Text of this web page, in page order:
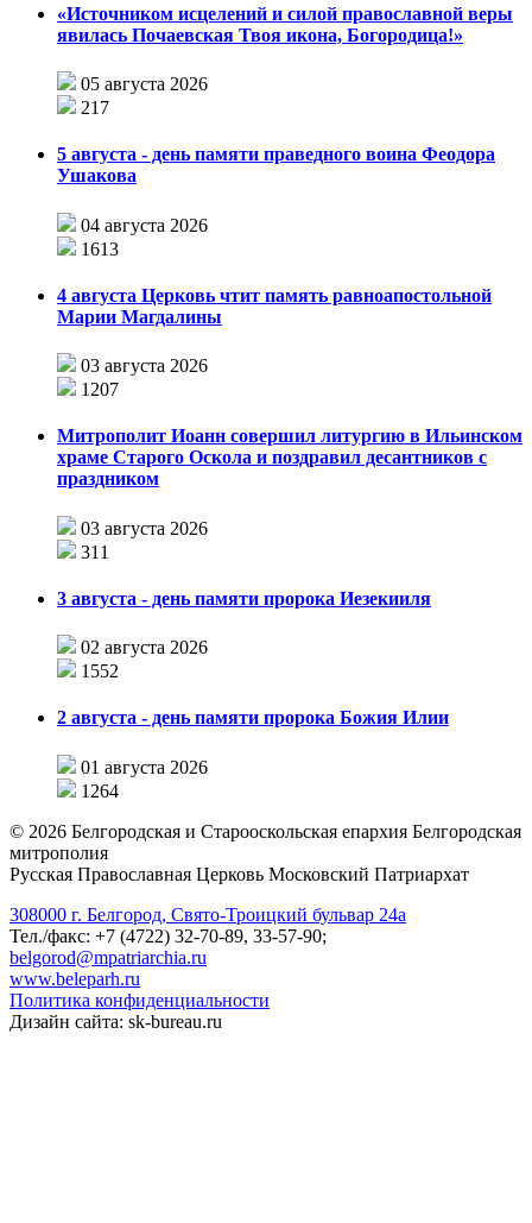
«Источником исцелений и силой православной веры
явилась Почаевская Твоя икона, Богородица!»
05 августа 2026
217
5 августа - день памяти праведного воина Феодора
Ушакова
04 августа 2026
1613
4 августа Церковь чтит память равноапостольной
Марии Магдалины
03 августа 2026
1207
Митрополит Иоанн совершил литургию в Ильинском
храме Старого Оскола и поздравил десантников с
праздником
03 августа 2026
311
3 августа - день памяти пророка Иезекииля
02 августа 2026
1552
2 августа - день памяти пророка Божия Илии
01 августа 2026
1264
© 2026 Белгородская и Старооскольская епархия Белгородская
митрополия
Русская Православная Церковь Московский Патриархат
308000 г. Белгород, Свято-Троицкий бульвар 24а
Тел./факс: +7 (4722) 32-70-89, 33-57-90;
belgorod@mpatriarchia.ru
www.beleparh.ru
Политика конфиденциальности
Дизайн сайта: sk-bureau.ru